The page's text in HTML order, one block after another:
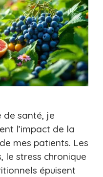
de santé, je
l’impact de la
mes patients. Les
le stress chronique
épuisent